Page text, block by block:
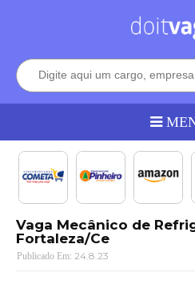
Vaga Mecânico de
Fortaleza/Ce
24.8.23